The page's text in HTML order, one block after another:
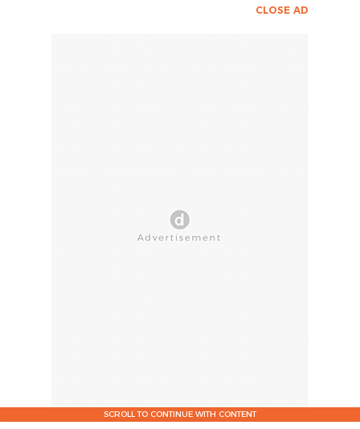
CLOSE AD
SCROLL TO CONTINUE WITH CONTENT